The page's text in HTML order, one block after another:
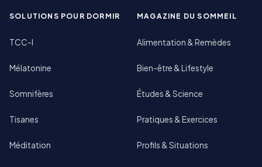
SOLUTIONS POUR DORMIR
TCC-I
Mélatonine
Somnifères
Tisanes
Méditation
MAGAZINE DU SOMMEIL
Alimentation & Remèdes
Bien-être & Lifestyle
Études & Science
Pratiques & Exercices
Profils & Situations